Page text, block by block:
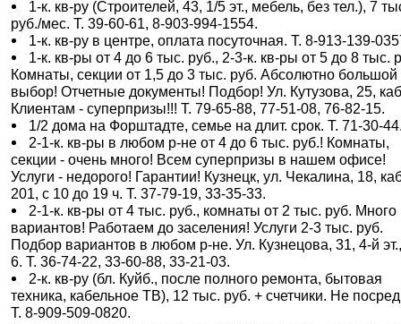
1-к. кв-ру (Строителей, 43, 1/5 эт., мебель, без тел.), 7
руб./мес. Т. 39-60-61, 8-903-994-1554.
1-к. кв-ру в центре, оплата посуточная. Т. 8-913-139-
1-к. кв-ры от 4 до 6 тыс. руб., 2-3-к. кв-ры от 5 до 8 тыс.
Комнаты, секции от 1,5 до 3 тыс. руб. Абсолютно большой
выбор! Отчетные документы! Подбор! Ул. Кутузова, 25,
Клиентам - суперпризы!!! Т. 79-65-88, 77-51-08, 76-82-15.
1/2 дома на Форштадте, семье на длит. срок. Т. 71-30-
2-1-к. кв-ры в любом р-не от 4 до 6 тыс. руб.! Комнаты,
секции - очень много! Всем суперпризы в нашем офисе!
Услуги - недорого! Гарантии! Кузнецк, ул. Чекалина, 18,
201, с 10 до 19 ч. Т. 37-79-19, 33-35-33.
2-1-к. кв-ры от 4 тыс. руб., комнаты от 2 тыс. руб. Много
вариантов! Работаем до заселения! Услуги 2-3 тыс. руб.
Подбор вариантов в любом р-не. Ул. Кузнецова, 31, 4-й
6. Т. 36-74-22, 33-60-88, 33-21-03.
2-к. кв-ру (бл. Куйб., после полного ремонта, бытовая
техника, кабельное ТВ), 12 тыс. руб. + счетчики. Не
Т. 8-909-509-0820.